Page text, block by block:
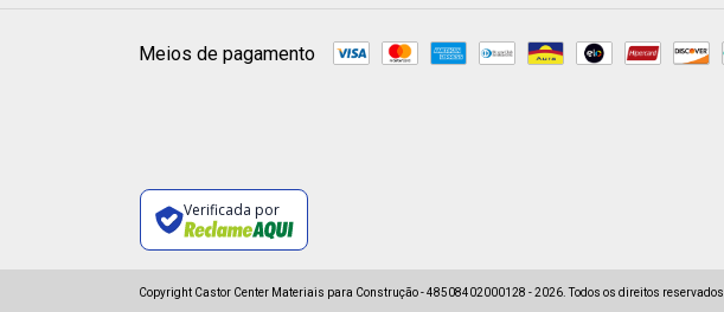
Meios de pagamento
Verificada por
Copyright Castor Center Materiais para Construção - 48508402000128 - 2026. Todos os direitos reservados.